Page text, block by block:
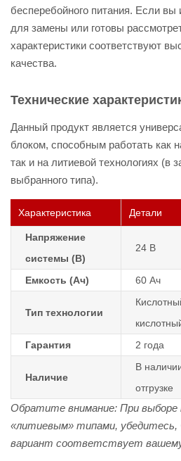
бесперебойного питания. Если
для замены или готовы
характеристики соответствуют
качества.
Технические
Данный продукт является
блоком, способным работать как
так и на литиевой технологиях (в
выбранного типа).
Характеристика Детали
Напряжение
системы (В)
24 В
Емкость (Ач) 60 Ач
Тип технологии
Гарантия
2 года
Наличие
В
отгрузке
Обратите внимание: При
«литиевым» типами,
вариант соответствует